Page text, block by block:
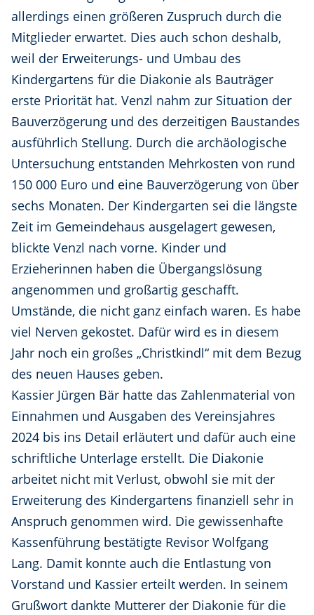
allerdings einen größeren Zuspruch durch die
Mitglieder erwartet. Dies auch schon deshalb,
weil der Erweiterungs- und Umbau des
Kindergartens für die Diakonie als Bauträger
erste Priorität hat. Venzl nahm zur Situation der
Bauverzögerung und des derzeitigen Baustandes
ausführlich Stellung. Durch die archäologische
Untersuchung entstanden Mehrkosten von rund
150 000 Euro und eine Bauverzögerung von über
sechs Monaten. Der Kindergarten sei die längste
Zeit im Gemeindehaus ausgelagert gewesen,
blickte Venzl nach vorne. Kinder und
Erzieherinnen haben die Übergangslösung
angenommen und großartig geschafft.
Umstände, die nicht ganz einfach waren. Es habe
viel Nerven gekostet. Dafür wird es in diesem
Jahr noch ein großes „Christkindl“ mit dem Bezug
des neuen Hauses geben.
Kassier Jürgen Bär hatte das Zahlenmaterial von
Einnahmen und Ausgaben des Vereinsjahres
2024 bis ins Detail erläutert und dafür auch eine
schriftliche Unterlage erstellt. Die Diakonie
arbeitet nicht mit Verlust, obwohl sie mit der
Erweiterung des Kindergartens finanziell sehr in
Anspruch genommen wird. Die gewissenhafte
Kassenführung bestätigte Revisor Wolfgang
Lang. Damit konnte auch die Entlastung von
Vorstand und Kassier erteilt werden. In seinem
Grußwort dankte Mutterer der Diakonie für die